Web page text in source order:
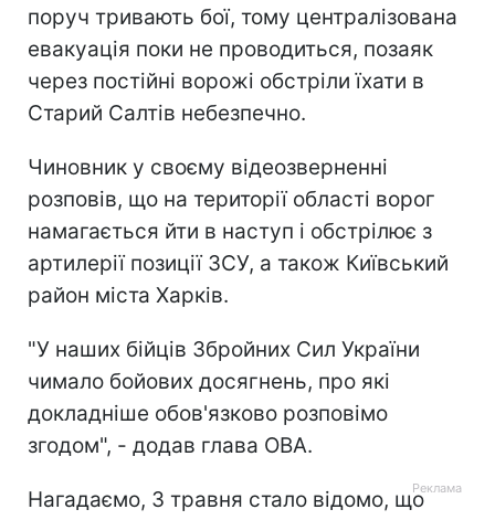
поруч тривають бої, тому централізована
евакуація поки не проводиться, позаяк
через постійні ворожі обстріли їхати в
Старий Салтів небезпечно.
Чиновник у своєму відеозверненні
розповів, що на території області ворог
намагається йти в наступ і обстрілює з
артилерії позиції ЗСУ, а також Київський
район міста Харків.
"У наших бійців Збройних Сил України
чимало бойових досягнень, про які
докладніше обов'язково розповімо
згодом", - додав глава ОВА.
Нагадаємо, 3 травня стало відомо, що